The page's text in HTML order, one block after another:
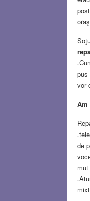
vor
de